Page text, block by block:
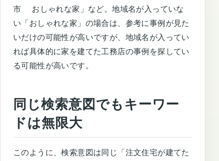
市 おしゃれな家」など。地域名が入っていな
い「おしゃれな家」の場合は、参考に事例が見た
いだけの可能性が高いですが、地域名が入ってい
れば具体的に家を建てた工務店の事例を探してい
る可能性が高いです。
同じ検索意図でもキーワー
ドは無限大
このように、検索意図は同じ「注文住宅が建てた